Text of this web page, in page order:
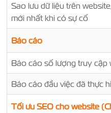
Sao lưu dữ liệu trên
mới nhất khi có sự cố
Báo cáo
Báo cáo số lượng truy cập
Báo cáo đầu việc đã thực
Tối ưu SEO cho website